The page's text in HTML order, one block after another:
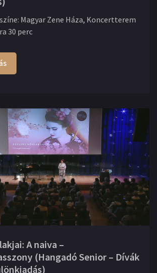
: Magyar Zene Háza, Koncertterem
30 perc
A naiva –
(Hangadó Senior – Dívák